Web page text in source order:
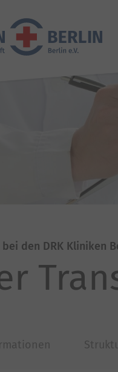
den DRK Kliniken